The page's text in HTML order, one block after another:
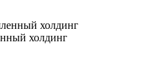
холдинг